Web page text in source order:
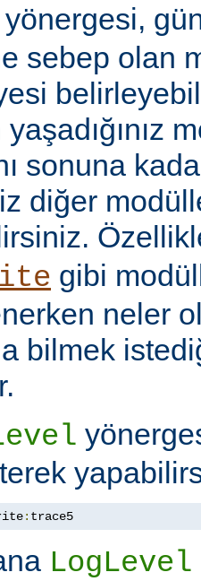
yönergesi,
sebep olan
sonuna
diğer
gibi
neler
bilmek
: trace5
LogLevel